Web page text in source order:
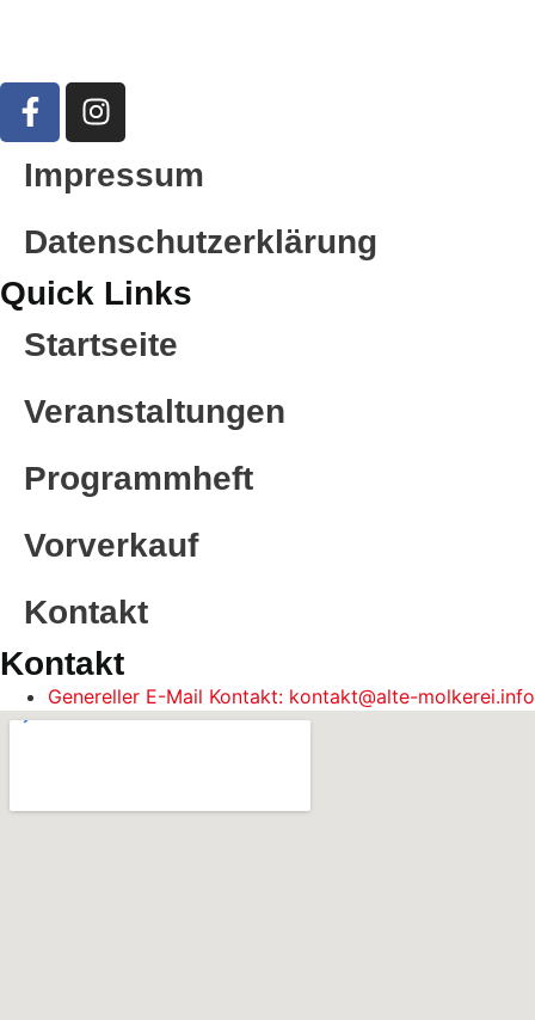
Impressum
Datenschutzerklärung
Quick Links
Startseite
Veranstaltungen
Programmheft
Vorverkauf
Kontakt
Kontakt
Genereller E-Mail Kontakt: kontakt@alte-molkerei.info